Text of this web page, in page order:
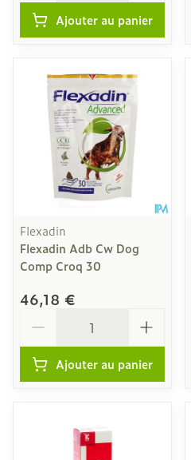
Ajouter au panier
Flexadin
Flexadin Adb Cw Dog
Comp Croq 30
46,18 €
Ajouter au panier